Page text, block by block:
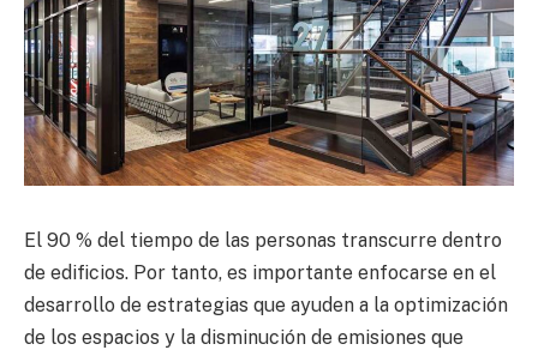
El 90 % del tiempo de las personas transcurre dentro
de edificios. Por tanto, es importante enfocarse en el
desarrollo de estrategias que ayuden a la optimización
de los espacios y la disminución de emisiones que